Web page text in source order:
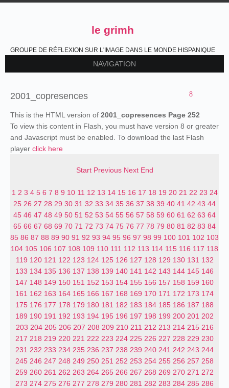
le grimh
GROUPE DE RÉFLEXION SUR L'IMAGE DANS LE MONDE HISPANIQUE
NAVIGATION
2001_copresences
This is the HTML version of 2001_copresences Page 252
To view this content in Flash, you must have version 8 or greater
and Javascript must be enabled. To download the last Flash
player click here
Start Previous Next End
1 2 3 4 5 6 7 8 9 10 11 12 13 14 15 16 17 18 19 20 21 22 23 24
25 26 27 28 29 30 31 32 33 34 35 36 37 38 39 40 41 42 43 44
45 46 47 48 49 50 51 52 53 54 55 56 57 58 59 60 61 62 63 64
65 66 67 68 69 70 71 72 73 74 75 76 77 78 79 80 81 82 83 84
85 86 87 88 89 90 91 92 93 94 95 96 97 98 99 100 101 102 103
104 105 106 107 108 109 110 111 112 113 114 115 116 117 118
119 120 121 122 123 124 125 126 127 128 129 130 131 132
133 134 135 136 137 138 139 140 141 142 143 144 145 146
147 148 149 150 151 152 153 154 155 156 157 158 159 160
161 162 163 164 165 166 167 168 169 170 171 172 173 174
175 176 177 178 179 180 181 182 183 184 185 186 187 188
189 190 191 192 193 194 195 196 197 198 199 200 201 202
203 204 205 206 207 208 209 210 211 212 213 214 215 216
217 218 219 220 221 222 223 224 225 226 227 228 229 230
231 232 233 234 235 236 237 238 239 240 241 242 243 244
245 246 247 248 249 250 251 252 253 254 255 256 257 258
259 260 261 262 263 264 265 266 267 268 269 270 271 272
273 274 275 276 277 278 279 280 281 282 283 284 285 286